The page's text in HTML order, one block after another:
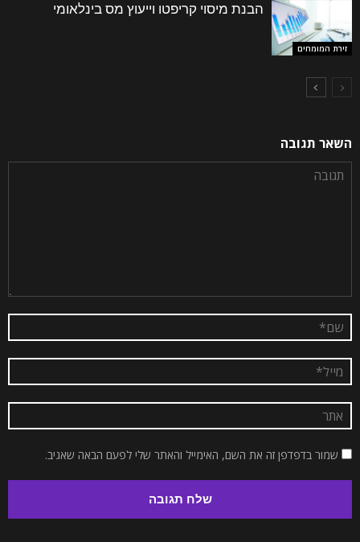
זירת המומחים
הבנת מיסוי קריפטו וייעוץ מס בינלאומי
השאר תגובה
שמור בדפדפן זה את השם, האימייל והאתר שלי לפעם הבאה שאגיב.